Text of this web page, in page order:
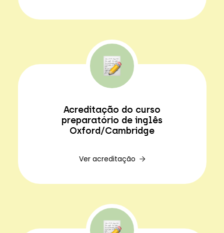
Acreditação do curso
preparatório de inglês
Oxford/Cambridge
Ver acreditação